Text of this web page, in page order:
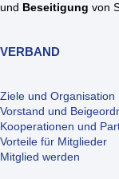
und Beseitigung von
VERBAND
Ziele und Organisation
Vorstand und
Kooperationen und
Vorteile für Mitglieder
Mitglied werden